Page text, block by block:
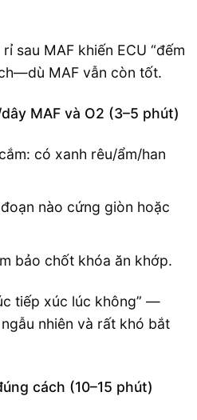
rỉ sau MAF khiến ECU “đếm
MAF vẫn còn tốt.
MAF và O2 (3–5 phút)
có xanh rêu/ẩm/han
nào cứng giòn hoặc
bảo chốt khóa ăn khớp.
tiếp xúc lúc không” —
nhiên và rất khó bắt
cách (10–15 phút)